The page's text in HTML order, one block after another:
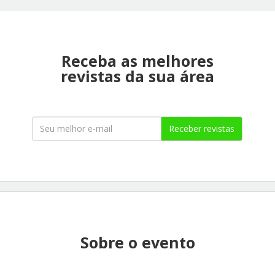
Receba as melhores
revistas da sua área
Receber revistas
Sobre o evento